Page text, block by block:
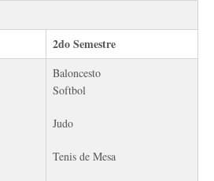
2do Semestre
Baloncesto
Softbol
Judo
Tenis de Mesa